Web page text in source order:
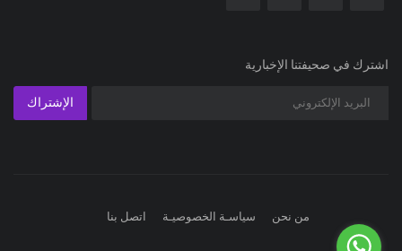
اشترك في صحيفتنا الإخبارية
الإشتراك
من نحن سياسـة الخصوصيـة اتصل بنا